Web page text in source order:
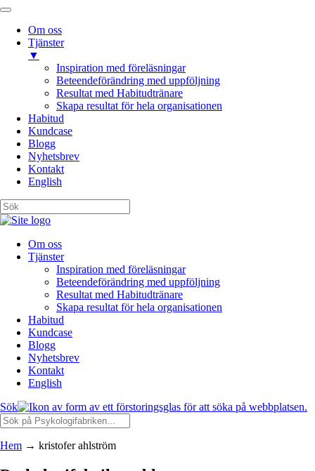
Om oss
Tjänster
▼
Inspiration med föreläsningar
Beteendeförändring med uppföljning
Resultat med Habitudtränare
Skapa resultat för hela organisationen
Habitud
Kundcase
Blogg
Nyhetsbrev
Kontakt
English
Om oss
Tjänster
Inspiration med föreläsningar
Beteendeförändring med uppföljning
Resultat med Habitudtränare
Skapa resultat för hela organisationen
Habitud
Kundcase
Blogg
Nyhetsbrev
Kontakt
English
Sök
Hem → kristofer ahlström